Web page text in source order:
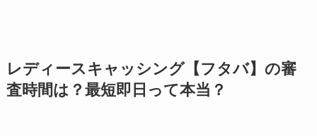
レディースキャッシング【フタバ】の審
査時間は？最短即日って本当？